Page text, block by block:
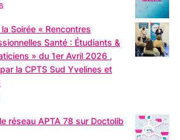
Soirée « Rencontres
Santé : Étudiants &
» du 1er Avril 2026 ,
la CPTS Sud Yvelines et
réseau APTA 78 sur Doctolib